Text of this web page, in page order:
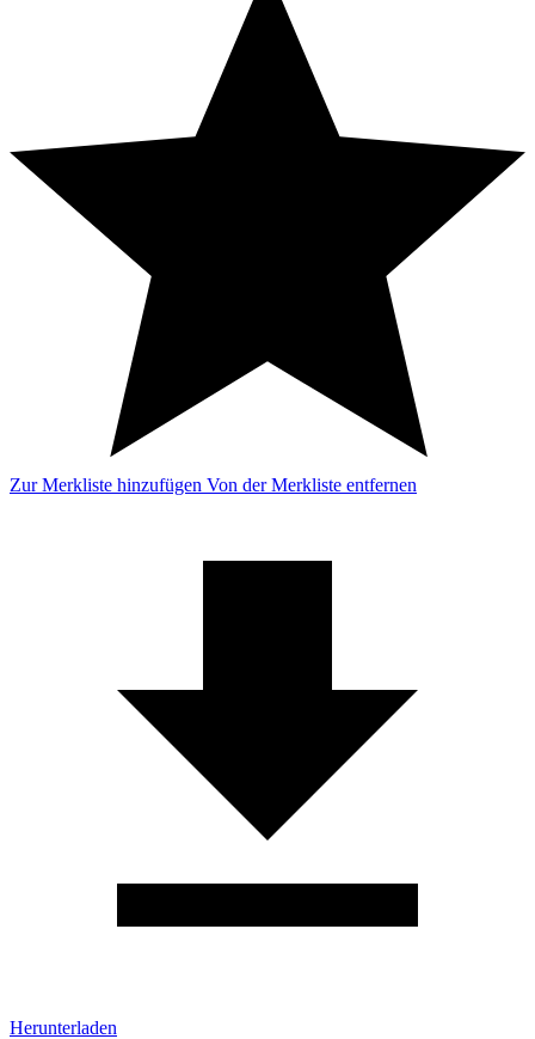
Zur Merkliste hinzufügen Von der Merkliste entfernen
Herunterladen